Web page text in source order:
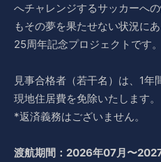
へチャレンジするサッカーへ
もその夢を果たせない状況に
25周年記念プロジェクトです。
見事合格者（若干名）は、1年
現地住居費を免除いたします。
*返済義務はございません。
渡航期間：2026年07月〜